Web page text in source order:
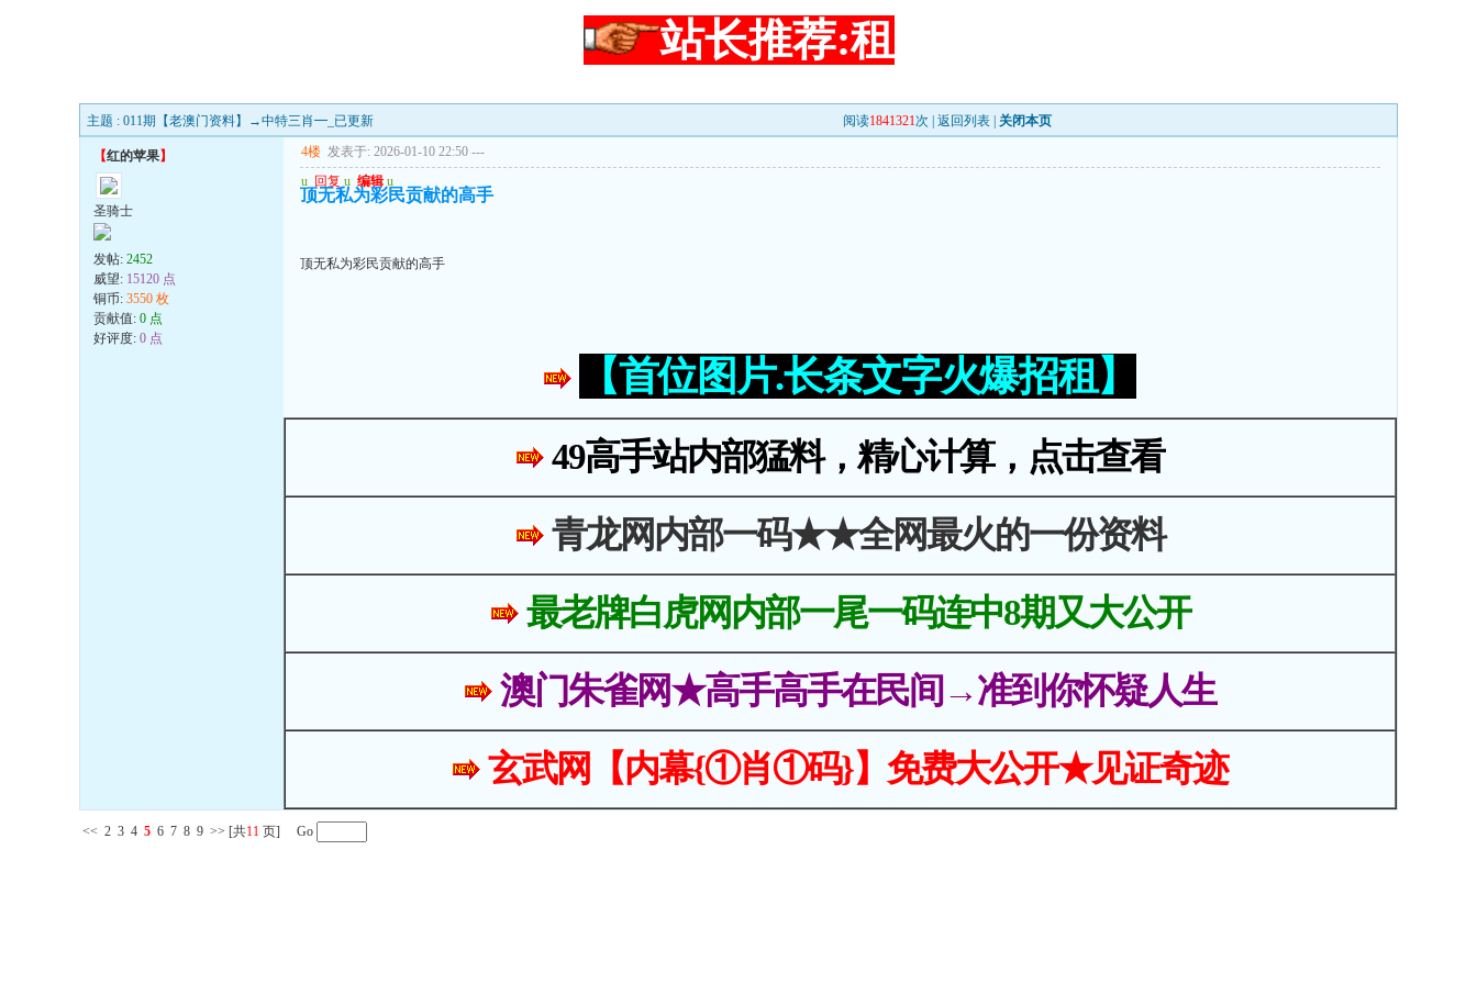
站长推荐:租
主题 : 011期【老澳门资料】→中特三肖━_已更新 阅读1841321次 | 返回列表 关闭本页
【红的苹果】
圣骑士
发帖: 2452
威望: 15120 点
铜币: 3550 枚
贡献值: 0 点
好评度: 0 点
4楼 发表于: 2026-01-10 22:50 ---
u 回复 u 编辑 u
顶无私为彩民贡献的高手
顶无私为彩民贡献的高手
【首位图片.长条文字火爆招租】
49高手站内部猛料，精心计算，点击查看
青龙网内部一码★★全网最火的一份资料
最老牌白虎网内部一尾一码连中8期又大公开
澳门朱雀网★高手高手在民间→准到你怀疑人生
玄武网【内幕{①肖①码}】免费大公开★见证奇迹
<< 2 3 4 5 6 7 8 9 >> [共11 页] Go